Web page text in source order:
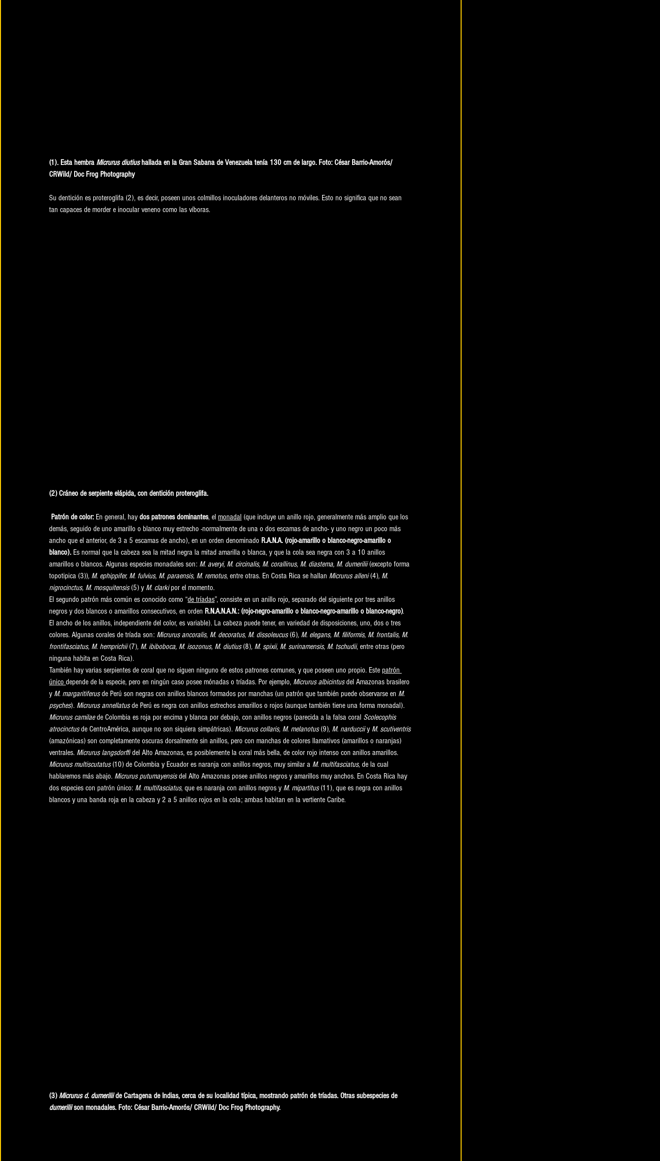
(1). Esta hembra Micrurus diutius hallada en la Gran Sabana de Venezuela tenía 130 cm de largo. Foto: César Barrio-Amorós/
CRWild/ Doc Frog Photography
Su dentición es proteroglifa (2), es decir, poseen unos colmillos inoculadores delanteros no móviles. Esto no significa que no sean
tan capaces de morder e inocular veneno como las víboras.
(2) Cráneo de serpiente elápida, con dentición proteroglifa.
Patrón de color: En general, hay dos patrones dominantes, el monadal (que incluye un anillo rojo, generalmente más amplio que los
demás, seguido de uno amarillo o blanco muy estrecho -normalmente de una o dos escamas de ancho- y uno negro un poco más
ancho que el anterior, de 3 a 5 escamas de ancho), en un orden denominado R.A.N.A. (rojo-amarillo o blanco-negro-amarillo o
blanco). Es normal que la cabeza sea la mitad negra la mitad amarilla o blanca, y que la cola sea negra con 3 a 10 anillos
amarillos o blancos. Algunas especies monadales son: M. averyi, M. circinalis, M. corallinus, M. diastema, M. dumerilii (excepto forma
topotipica (3)), M. ephippifer, M. fulvius, M. paraensis, M. remotus, entre otras. En Costa Rica se hallan Micrurus alleni (4), M.
nigrocinctus, M. mosquitensis (5) y M. clarki por el momento.
El segundo patrón más común es conocido como “de tríadas”, consiste en un anillo rojo, separado del siguiente por tres anillos
negros y dos blancos o amarillos consecutivos, en orden R.N.A.N.A.N.: (rojo-negro-amarillo o blanco-negro-amarillo o blanco-negro).
El ancho de los anillos, independiente del color, es variable). La cabeza puede tener, en variedad de disposiciones, uno, dos o tres
colores. Algunas corales de tríada son: Micrurus ancoralis, M. decoratus, M. dissoleucus (6), M. elegans, M. filiformis, M. frontalis, M.
frontifasciatus, M. hemprichii (7), M. ibiboboca, M. isozonus, M. diutius (8), M. spixii, M. surinamensis, M. tschudii, entre otras (pero
ninguna habita en Costa Rica).
También hay varias serpientes de coral que no siguen ninguno de estos patrones comunes, y que poseen uno propio. Este patrón
único depende de la especie, pero en ningún caso posee mónadas o tríadas. Por ejemplo, Micrurus albicintus del Amazonas brasilero
y M. margaritiferus de Perú son negras con anillos blancos formados por manchas (un patrón que también puede observarse en M.
psyches). Micrurus annellatus de Perú es negra con anillos estrechos amarillos o rojos (aunque también tiene una forma monadal).
Micrurus camilae de Colombia es roja por encima y blanca por debajo, con anillos negros (parecida a la falsa coral Scolecophis
atrocinctus de CentroAmérica, aunque no son siquiera simpátricas). Micrurus collaris, M. melanotus (9), M. narduccii y M. scutiventris
(amazónicas) son completamente oscuras dorsalmente sin anillos, pero con manchas de colores llamativos (amarillos o naranjas)
ventrales. Micrurus langsdorffi del Alto Amazonas, es posiblemente la coral más bella, de color rojo intenso con anillos amarillos.
Micrurus multiscutatus (10) de Colombia y Ecuador es naranja con anillos negros, muy similar a M. multifasciatus, de la cual
hablaremos más abajo. Micrurus putumayensis del Alto Amazonas posee anillos negros y amarillos muy anchos. En Costa Rica hay
dos especies con patrón único: M. multifasciatus, que es naranja con anillos negros y M. mipartitus (11), que es negra con anillos
blancos y una banda roja en la cabeza y 2 a 5 anillos rojos en la cola; ambas habitan en la vertiente Caribe.
(3) Micrurus d. dumerilii de Cartagena de Indias, cerca de su localidad típica, mostrando patrón de tríadas. Otras subespecies de
dumerilii son monadales. Foto: César Barrio-Amorós/ CRWild/ Doc Frog Photography.